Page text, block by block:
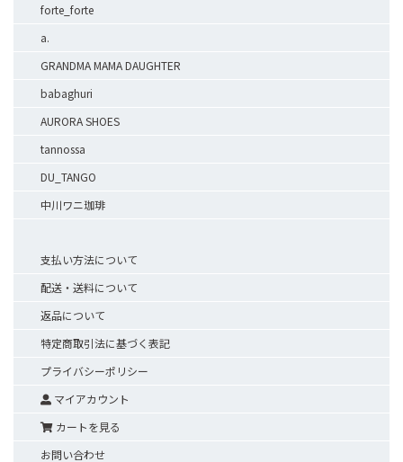
forte_forte
a.
GRANDMA MAMA DAUGHTER
babaghuri
AURORA SHOES
tannossa
DU_TANGO
中川ワニ珈琲
支払い方法について
配送・送料について
返品について
特定商取引法に基づく表記
プライバシーポリシー
マイアカウント
カートを見る
お問い合わせ